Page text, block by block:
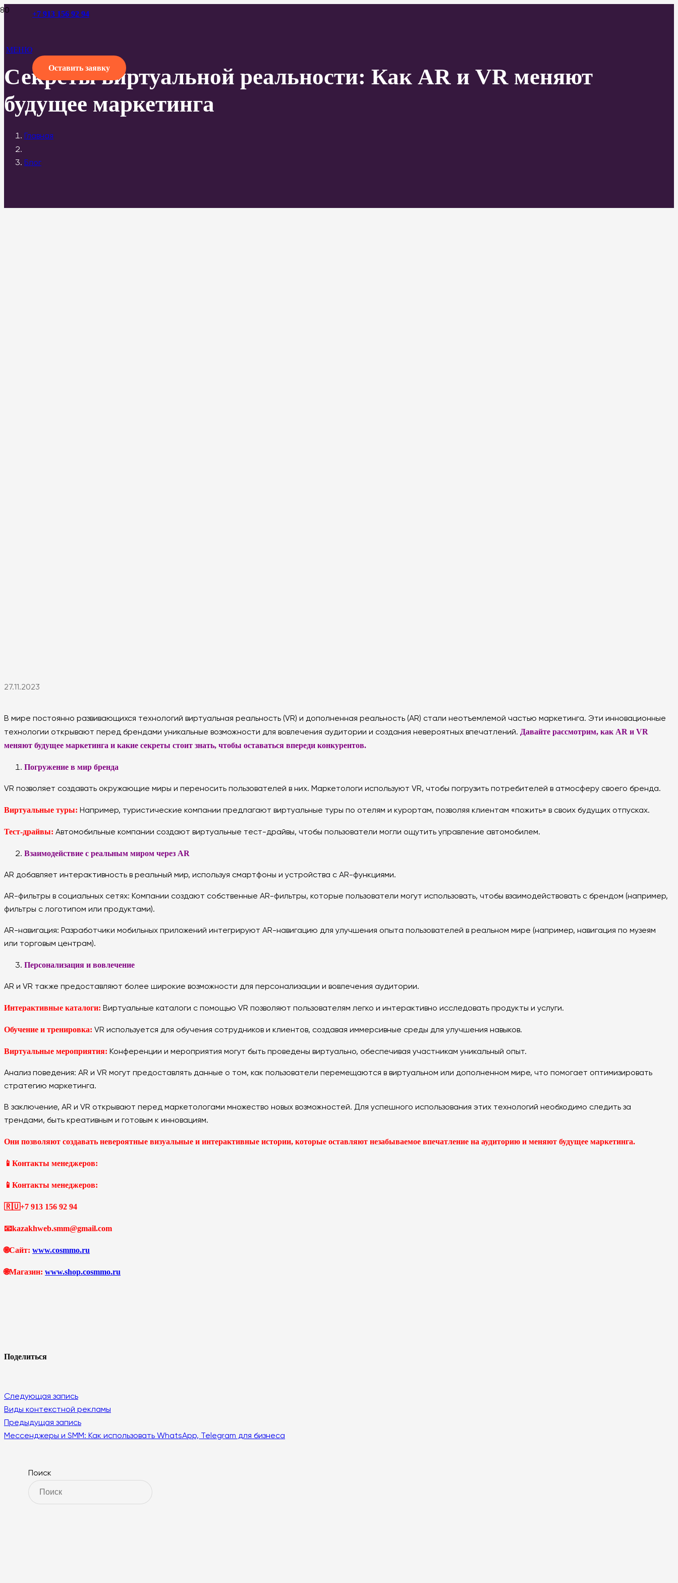
МЕНЮ
+7 913 156 92 94
Оставить заявку
Секреты виртуальной реальности: Как AR и VR меняют
будущее маркетинга
Главная
Блог
27.11.2023
В мире постоянно развивающихся технологий виртуальная реальность (VR) и дополненная реальность (AR) стали неотъемлемой частью маркетинга. Эти инновационные
технологии открывают перед брендами уникальные возможности для вовлечения аудитории и создания невероятных впечатлений. Давайте рассмотрим, как AR и VR
меняют будущее маркетинга и какие секреты стоит знать, чтобы оставаться впереди конкурентов.
Погружение в мир бренда
VR позволяет создавать окружающие миры и переносить пользователей в них. Маркетологи используют VR, чтобы погрузить потребителей в атмосферу своего бренда.
Виртуальные туры: Например, туристические компании предлагают виртуальные туры по отелям и курортам, позволяя клиентам «пожить» в своих будущих отпусках.
Тест-драйвы: Автомобильные компании создают виртуальные тест-драйвы, чтобы пользователи могли ощутить управление автомобилем.
Взаимодействие с реальным миром через AR
AR добавляет интерактивность в реальный мир, используя смартфоны и устройства с AR-функциями.
AR-фильтры в социальных сетях: Компании создают собственные AR-фильтры, которые пользователи могут использовать, чтобы взаимодействовать с брендом (например,
фильтры с логотипом или продуктами).
AR-навигация: Разработчики мобильных приложений интегрируют AR-навигацию для улучшения опыта пользователей в реальном мире (например, навигация по музеям
или торговым центрам).
Персонализация и вовлечение
AR и VR также предоставляют более широкие возможности для персонализации и вовлечения аудитории.
Интерактивные каталоги: Виртуальные каталоги с помощью VR позволяют пользователям легко и интерактивно исследовать продукты и услуги.
Обучение и тренировка: VR используется для обучения сотрудников и клиентов, создавая иммерсивные среды для улучшения навыков.
Виртуальные мероприятия: Конференции и мероприятия могут быть проведены виртуально, обеспечивая участникам уникальный опыт.
Анализ поведения: AR и VR могут предоставлять данные о том, как пользователи перемещаются в виртуальном или дополненном мире, что помогает оптимизировать
стратегию маркетинга.
В заключение, AR и VR открывают перед маркетологами множество новых возможностей. Для успешного использования этих технологий необходимо следить за
трендами, быть креативным и готовым к инновациям.
Они позволяют создавать невероятные визуальные и интерактивные истории, которые оставляют незабываемое впечатление на аудиторию и меняют будущее маркетинга.
📱Контакты менеджеров:
📱Контакты менеджеров:
🇷🇺+7 913 156 92 94
📧kazakhweb.smm@gmail.com
🌐Сайт: www.cosmmo.ru
🌐Магазин: www.shop.cosmmo.ru
Поделиться
Следующая запись
Виды контекстной рекламы
Предыдущая запись
Мессенджеры и SMM: Как использовать WhatsApp, Telegram для бизнеса
Поиск